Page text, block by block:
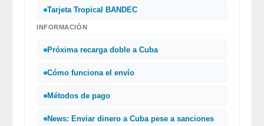
Tarjeta Tropical BANDEC
INFORMACIÓN
Próxima recarga doble a Cuba
Cómo funciona el envío
Métodos de pago
News: Enviar dinero a Cuba pese a sanciones